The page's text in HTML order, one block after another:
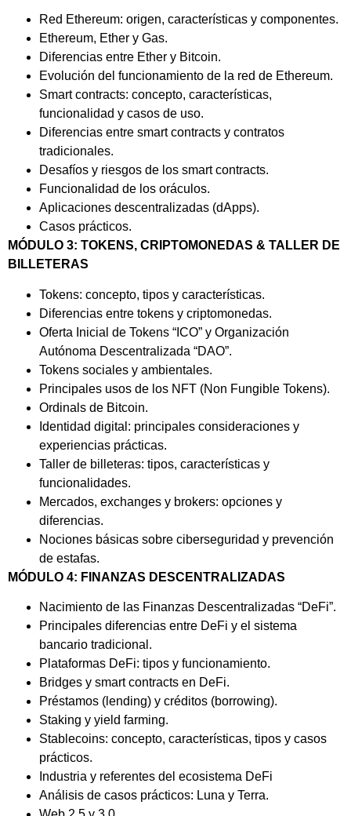
Red Ethereum: origen, características y componentes.
Ethereum, Ether y Gas.
Diferencias entre Ether y Bitcoin.
Evolución del funcionamiento de la red de Ethereum.
Smart contracts: concepto, características,
funcionalidad y casos de uso.
Diferencias entre smart contracts y contratos
tradicionales.
Desafíos y riesgos de los smart contracts.
Funcionalidad de los oráculos.
Aplicaciones descentralizadas (dApps).
Casos prácticos.
MÓDULO 3: TOKENS, CRIPTOMONEDAS & TALLER DE
BILLETERAS
Tokens: concepto, tipos y características.
Diferencias entre tokens y criptomonedas.
Oferta Inicial de Tokens “ICO” y Organización
Autónoma Descentralizada “DAO”.
Tokens sociales y ambientales.
Principales usos de los NFT (Non Fungible Tokens).
Ordinals de Bitcoin.
Identidad digital: principales consideraciones y
experiencias prácticas.
Taller de billeteras: tipos, características y
funcionalidades.
Mercados, exchanges y brokers: opciones y
diferencias.
Nociones básicas sobre ciberseguridad y prevención
de estafas.
MÓDULO 4: FINANZAS DESCENTRALIZADAS
Nacimiento de las Finanzas Descentralizadas “DeFi”.
Principales diferencias entre DeFi y el sistema
bancario tradicional.
Plataformas DeFi: tipos y funcionamiento.
Bridges y smart contracts en DeFi.
Préstamos (lending) y créditos (borrowing).
Staking y yield farming.
Stablecoins: concepto, características, tipos y casos
prácticos.
Industria y referentes del ecosistema DeFi
Análisis de casos prácticos: Luna y Terra.